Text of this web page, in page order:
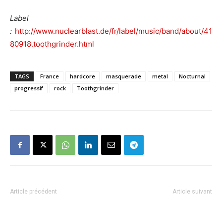
Label
: http://www.nuclearblast.de/fr/label/music/band/about/41
80918.toothgrinder.html
TAGS France hardcore masquerade metal
Nocturnal
progressif
rock Toothgrinder
Article précédent Article suivant